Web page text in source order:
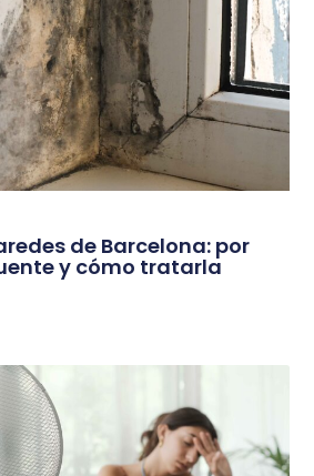
de Barcelona: por
y cómo tratarla